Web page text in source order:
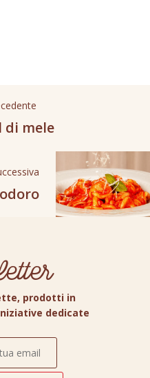
di mele
prodotti in
dedicate